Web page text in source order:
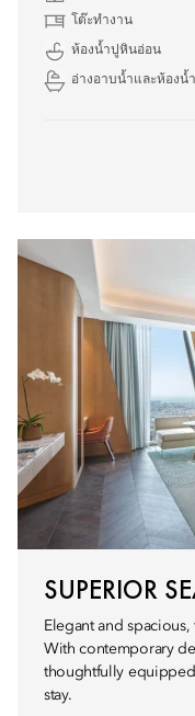
โต๊ะทำงาน
ห้องน้ำปูหินอ่อน
อ่างอาบน้ำและห้อง
SUPERIOR
Elegant and
With contemporary
thoughtfully
stay.